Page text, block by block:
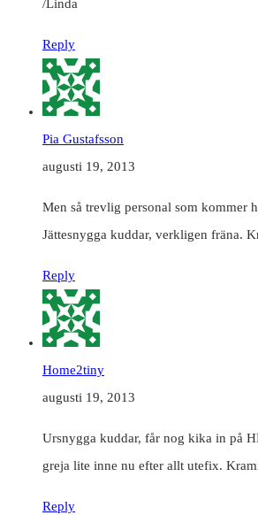
/Linda
Reply
Pia Gustafsson
augusti 19, 2013
Men så trevlig personal som kommer
Jättesnygga kuddar, verkligen fräna.
Reply
Home2tiny
augusti 19, 2013
Ursnygga kuddar, får nog kika in på
greja lite inne nu efter allt utefix.
Reply